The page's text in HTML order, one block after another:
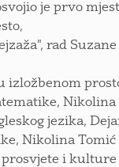
je prvo
rad
izložbenom
Nikolina
jezika,
Nikolina
i kulture